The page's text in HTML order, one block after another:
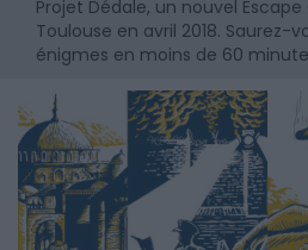
Projet Dédale, un nouvel
Toulouse en avril 2018. Saurez-
énigmes en moins de 60